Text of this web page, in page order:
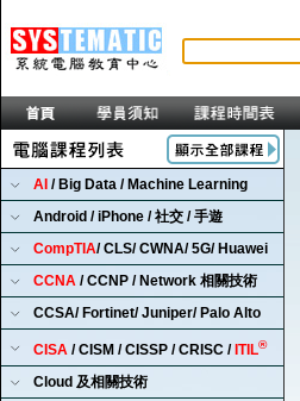
AI / Big Data / Machine Learning
Android / iPhone / 社交 / 手遊
CompTIA/ CLS/ CWNA/ 5G/ Huawei
CCNA / CCNP / Network 相關技術
CCSA/ Fortinet/ Juniper/ Palo Alto
CISA / CISM / CISSP / CRISC / ITIL®
Cloud 及相關技術